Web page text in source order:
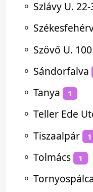
⚬ Szlávy U. 22-
⚬
⚬ Szövő U. 100
⚬ Sándorfalva
⚬ Tanya 1
⚬ Teller Ede
⚬ Tiszaalpár 1
⚬ Tolmács 1
⚬